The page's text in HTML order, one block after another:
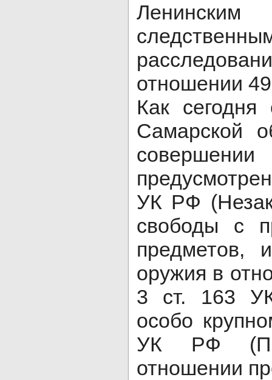
отношении
Как
Самарской
УК РФ
свободы с
предметов,
оружия в
3 ст. 163
особо
УК РФ
отношении